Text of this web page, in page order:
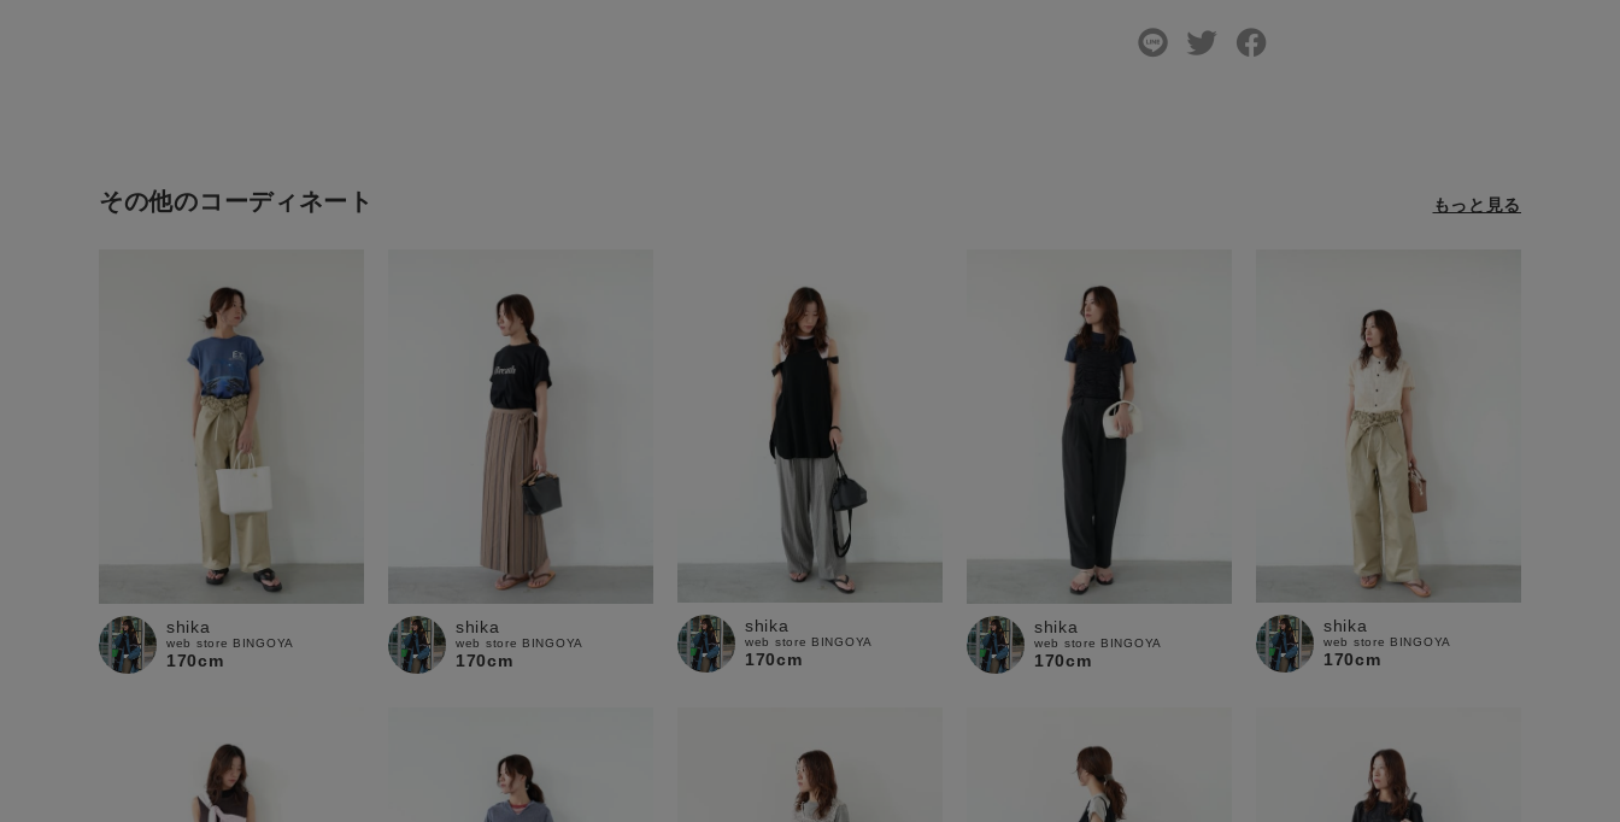
その他のコーディネート
shika
web store BINGOYA
170cm
shika
web store BINGOYA
170cm
shika
web store BINGOYA
170cm
shika
web store BINGOYA
170cm
shika
web store BINGOYA
170cm
もっと見る